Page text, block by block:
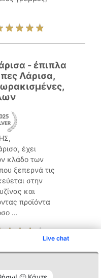
Live chat
- έπιπλα
Λάρισα,
έχει
κλάδο των
ξεπερνά τις
στην
και
προϊόντα
...
Επικοινωνία